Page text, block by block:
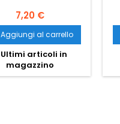
7,20 €
Aggiungi al carrello
Ultimi articoli in
magazzino